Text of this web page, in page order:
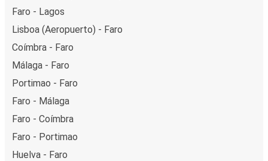
Faro - Lagos
Lisboa (Aeropuerto) - Faro
Coímbra - Faro
Málaga - Faro
Portimao - Faro
Faro - Málaga
Faro - Coímbra
Faro - Portimao
Huelva - Faro